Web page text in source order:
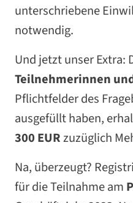
unterschriebene
notwendig.
Und jetzt unser Extra:
Teilnehmerinnen
Pflichtfelder des
ausgefüllt haben,
300 EURzuzüglich
Na, überzeugt?
für die Teilnahme am